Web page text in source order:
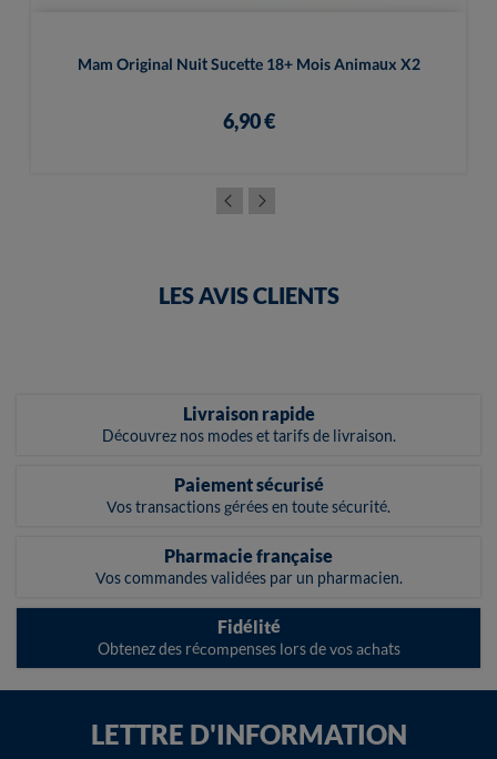
Mam Original Nuit Sucette 18+ Mois Animaux X2
6,90 €
LES AVIS CLIENTS
Livraison rapide
Découvrez nos modes et tarifs de livraison.
Paiement sécurisé
Vos transactions gérées en toute sécurité.
Pharmacie française
Vos commandes validées par un pharmacien.
Fidélité
Obtenez des récompenses lors de vos achats
LETTRE D'INFORMATION